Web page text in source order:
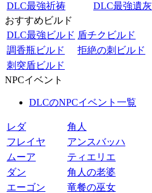
DLC最強祈祷
DLC最強遺灰
おすすめビルド
DLC最強ビルド 盾チクビルド
調香瓶ビルド
拒絶の刺ビルド
刺突盾ビルド
NPCイベント
DLCのNPCイベント一覧
レダ
角人
フレイヤ
アンスバッハ
ムーア
ティエリエ
ダン
角人の老婆
エーゴン
竜餐の巫女